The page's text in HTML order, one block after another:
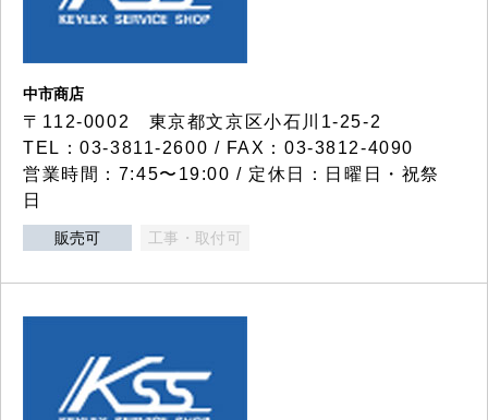
中市商店
〒112-0002 東京都文京区小石川1-25-2
TEL：03-3811-2600 / FAX：03-3812-4090
営業時間：7:45〜19:00 / 定休日：日曜日・祝祭
日
販売可 工事・取付可